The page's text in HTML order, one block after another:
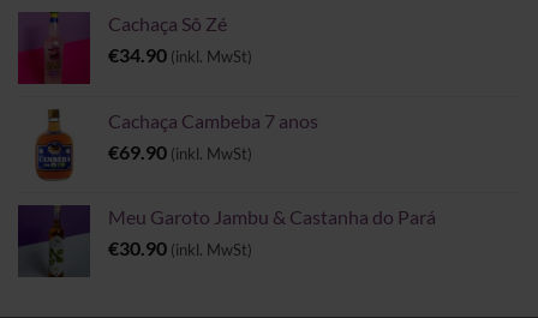
Cachaça Sô Zé
€34.90 (inkl. MwSt)
Cachaça Cambeba 7 anos
€69.90 (inkl. MwSt)
Meu Garoto Jambu & Castanha do Pará
€30.90 (inkl. MwSt)